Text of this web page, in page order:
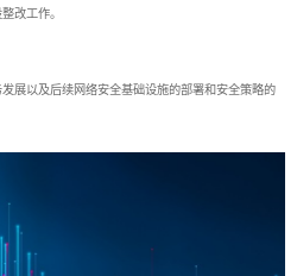
改工作。
展以及后续网络安全基础设施的部署和安全策略的